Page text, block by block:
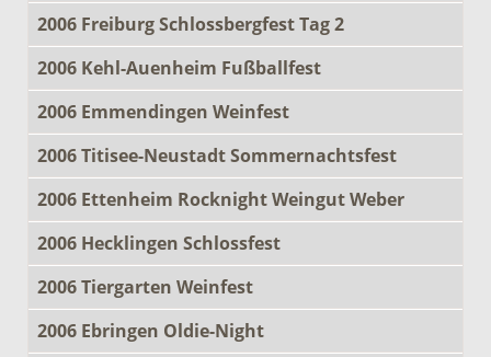
2006 Freiburg Schlossbergfest Tag 2
2006 Kehl-Auenheim Fußballfest
2006 Emmendingen Weinfest
2006 Titisee-Neustadt Sommernachtsfest
2006 Ettenheim Rocknight Weingut Weber
2006 Hecklingen Schlossfest
2006 Tiergarten Weinfest
2006 Ebringen Oldie-Night